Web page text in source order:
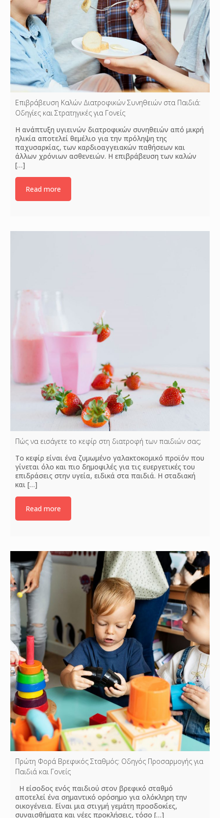
Επιβράβευση Καλών Διατροφικών Συνηθειών στα Παιδιά:
Οδηγίες και Στρατηγικές για Γονείς
Η ανάπτυξη υγιεινών διατροφικών συνηθειών από μικρή
ηλικία αποτελεί θεμέλιο για την πρόληψη της
παχυσαρκίας, των καρδιοαγγειακών παθήσεων και
άλλων χρόνιων ασθενειών. Η επιβράβευση των καλών
[…]
Read more
Πώς να εισάγετε το κεφίρ στη διατροφή των παιδιών σας;
Το κεφίρ είναι ένα ζυμωμένο γαλακτοκομικό προϊόν που
γίνεται όλο και πιο δημοφιλές για τις ευεργετικές του
επιδράσεις στην υγεία, ειδικά στα παιδιά. Η σταδιακή
και[…]
Read more
Πρώτη Φορά Βρεφικός Σταθμός: Οδηγός Προσαρμογής για
Παιδιά και Γονείς
Η είσοδος ενός παιδιού στον βρεφικό σταθμό
αποτελεί ένα σημαντικό ορόσημο για ολόκληρη την
οικογένεια. Είναι μια στιγμή γεμάτη προσδοκίες,
συναισθήματα και νέες προκλήσεις, τόσο […]